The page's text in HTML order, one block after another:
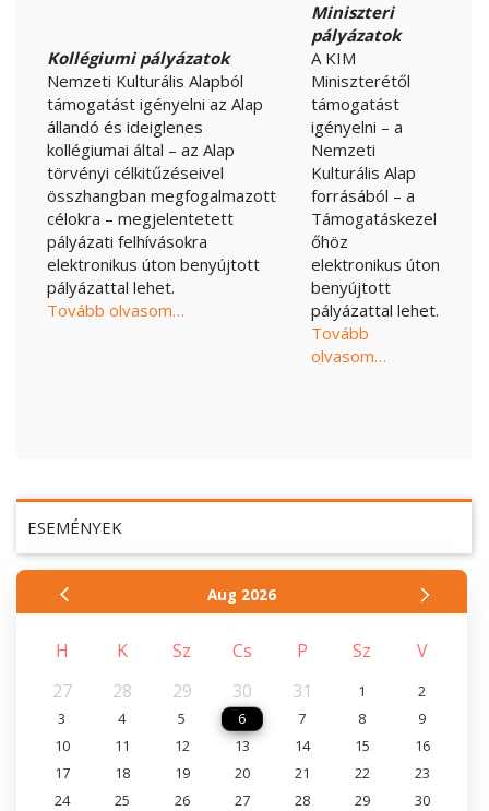
ESEMÉNYEK
Aug 2026
H K Sz Cs P Sz
V
27
28 29 30 31 1
2
3
4 5 6 7 8
9
10
11 12 13 14 15
16
17
18 19 20 21 22
23
24
25 26 27 28 29
30
Kollégiumi pályázatok
Nemzeti Kulturális Alapból
támogatást igényelni az Alap
állandó és ideiglenes
kollégiumai által – az Alap
törvényi célkitűzéseivel
összhangban megfogalmazott
célokra – megjelentetett
pályázati felhívásokra
elektronikus úton benyújtott
pályázattal lehet.
Tovább olvasom…
Miniszteri
pályázatok
A KIM
Miniszterétől
támogatást
igényelni – a
Nemzeti
Kulturális Alap
forrásából – a
Támogatáskezel
őhöz
elektronikus úton
benyújtott
pályázattal lehet.
Tovább
olvasom…